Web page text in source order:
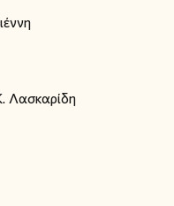
Λασκαρίδη